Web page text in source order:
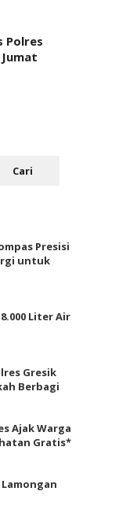
Polres
Presisi
untuk
Liter Air
Gresik
Berbagi
Ajak Warga
Gratis*